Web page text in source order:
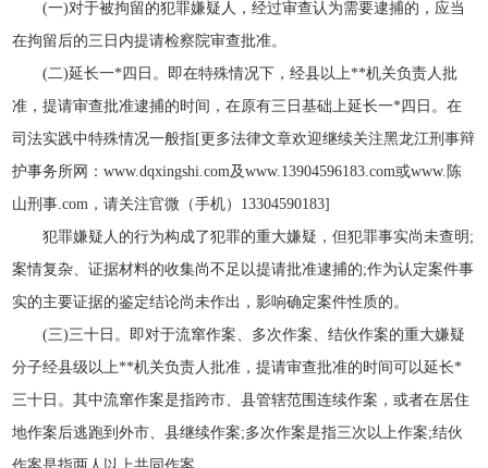
(一)对于被拘留的犯罪嫌疑人，经过审查认为需要逮捕的，应当
在拘留后的三日内提请检察院审查批准。
(二)延长一*四日。即在特殊情况下，经县以上**机关负责人批
准，提请审查批准逮捕的时间，在原有三日基础上延长一*四日。在
司法实践中特殊情况一般指[更多法律文章欢迎继续关注黑龙江刑事辩
护事务所网：www.dqxingshi.com及www.13904596183.com或www.陈
山刑事.com，请关注官微（手机）13304590183]
犯罪嫌疑人的行为构成了犯罪的重大嫌疑，但犯罪事实尚未查明;
案情复杂、证据材料的收集尚不足以提请批准逮捕的;作为认定案件事
实的主要证据的鉴定结论尚未作出，影响确定案件性质的。
(三)三十日。即对于流窜作案、多次作案、结伙作案的重大嫌疑
分子经县级以上**机关负责人批准，提请审查批准的时间可以延长*
三十日。其中流窜作案是指跨市、县管辖范围连续作案，或者在居住
地作案后逃跑到外市、县继续作案;多次作案是指三次以上作案;结伙